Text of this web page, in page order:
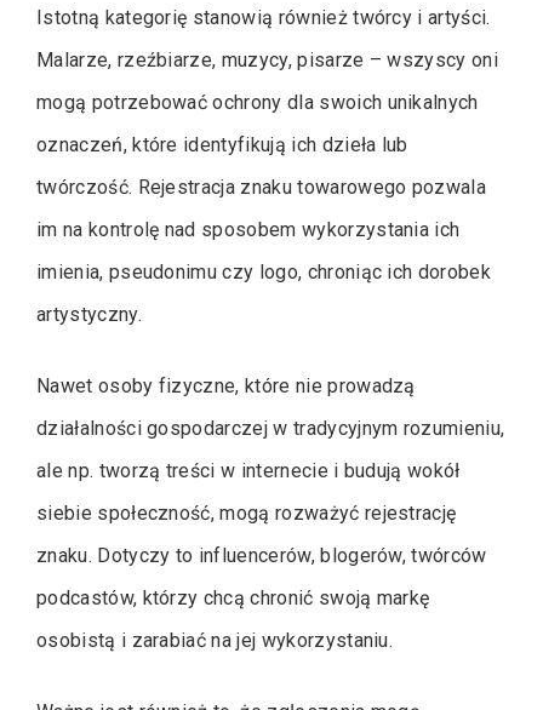
Istotną kategorię stanowią również twórcy i artyści.
Malarze, rzeźbiarze, muzycy, pisarze – wszyscy oni
mogą potrzebować ochrony dla swoich unikalnych
oznaczeń, które identyfikują ich dzieła lub
twórczość. Rejestracja znaku towarowego pozwala
im na kontrolę nad sposobem wykorzystania ich
imienia, pseudonimu czy logo, chroniąc ich dorobek
artystyczny.
Nawet osoby fizyczne, które nie prowadzą
działalności gospodarczej w tradycyjnym rozumieniu,
ale np. tworzą treści w internecie i budują wokół
siebie społeczność, mogą rozważyć rejestrację
znaku. Dotyczy to influencerów, blogerów, twórców
podcastów, którzy chcą chronić swoją markę
osobistą i zarabiać na jej wykorzystaniu.